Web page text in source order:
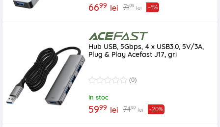
6699 lei 7199 lei -6%
Hub USB, 5Gbps, 4 x USB3.0, 5V/3A,
Plug & Play Acefast J17, gri
(0)
In stoc
5999 lei 7499 lei -20%